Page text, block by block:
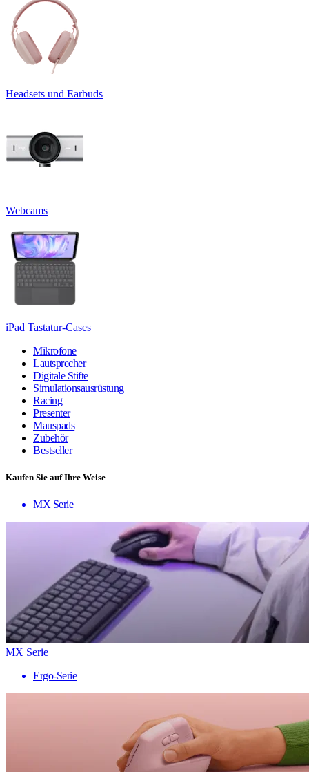
Headsets und Earbuds
Webcams
iPad Tastatur-Cases
Mikrofone
Lautsprecher
Digitale Stifte
Simulationsausrüstung
Racing
Presenter
Mauspads
Zubehör
Bestseller
Kaufen Sie auf Ihre Weise
MX Serie
MX Serie
Ergo-Serie